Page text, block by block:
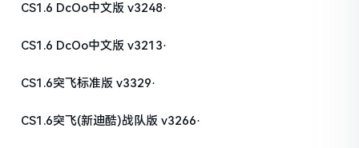
CS1.6 DcOo中文版 v3248·
CS1.6 DcOo中文版 v3213·
CS1.6突飞标准版 v3329·
CS1.6突飞(新迪酷)战队版 v3266·